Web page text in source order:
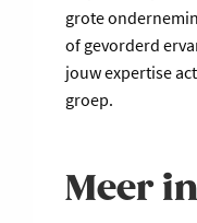
grote
of gevorderd
jouw expertise
groep.
Meer